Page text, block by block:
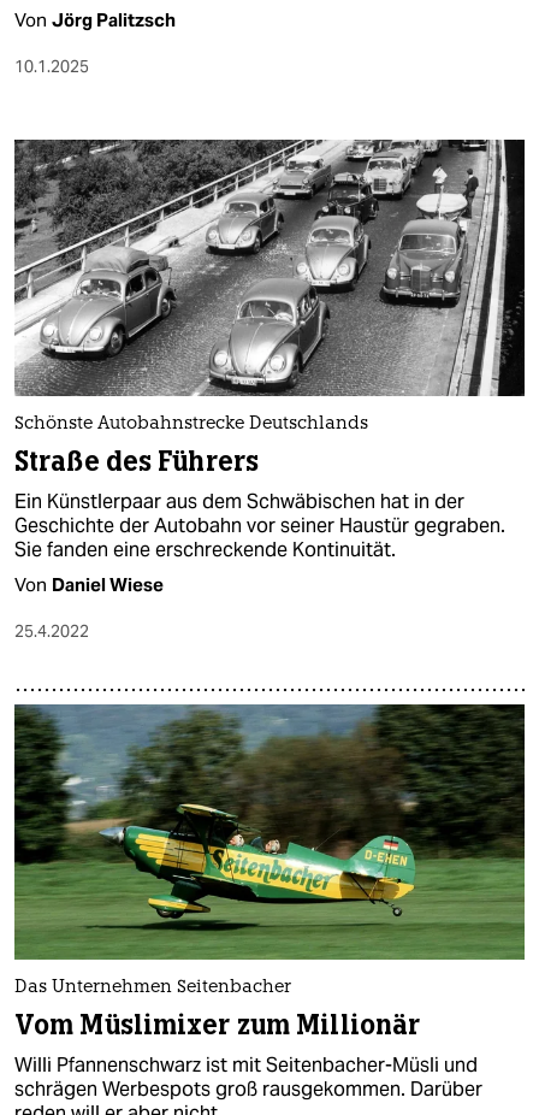
Von Jörg Palitzsch
10.1.2025
Schönste Autobahnstrecke Deutschlands
Straße des Führers
Ein Künstler­paar aus dem Schwäbi­schen hat in der
Geschichte der Autobahn vor seiner Haustür gegraben.
Sie fanden eine erschreckende Kontinuität.
Von Daniel Wiese
25.4.2022
Das Unternehmen Seitenbacher
Vom Müslimixer zum Millionär
Willi Pfannenschwarz ist mit Seitenbacher-Müsli und
schrägen Werbespots groß rausgekommen. Darüber